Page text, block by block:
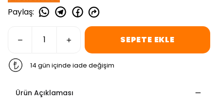
Paylaş:
SEPETE EKLE
14 gün içinde iade değişim
Ürün Açıklaması